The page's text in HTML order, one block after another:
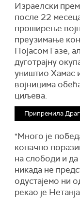
Израелски
после 22
проширење
преузимање
Појасом Газе,
дуготрајну
уништио Хамас
војницима
циљева.
Припремила
"Много је
коначно
на слободи и
никада не
одустајемо ни
рекао је